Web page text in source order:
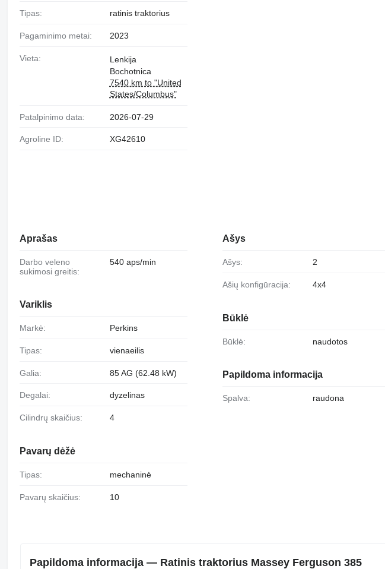
Tipas: ratinis traktorius
Pagaminimo metai: 2023
Vieta:
Lenkija
Bochotnica
7540 km to "United
States/Columbus"
Patalpinimo data: 2026-07-29
Agroline ID: XG42610
Aprašas
Darbo veleno
sukimosi greitis:
540 aps/min
Variklis
Markė: Perkins
Tipas: vienaeilis
Galia: 85 AG (62.48 kW)
Degalai: dyzelinas
Cilindrų skaičius: 4
Pavarų dėžė
Tipas: mechaninė
Pavarų skaičius: 10
Ašys
Ašys: 2
Ašių konfigūracija: 4x4
Būklė
Būklė: naudotos
Papildoma informacija
Spalva: raudona
Papildoma informacija — Ratinis traktorius Massey Ferguson 385